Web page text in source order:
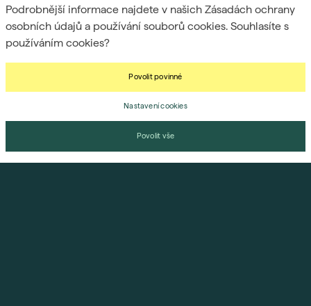
Podrobnější informace najdete v našich Zásadách ochrany
osobních údajů a používání souborů cookies. Souhlasíte s
používáním cookies?
Povolit povinné
Nastavení cookies
Povolit vše